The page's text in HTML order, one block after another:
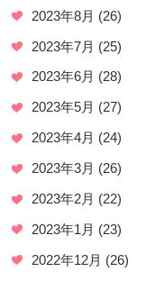
2023年8月 (26)
2023年7月 (25)
2023年6月 (28)
2023年5月 (27)
2023年4月 (24)
2023年3月 (26)
2023年2月 (22)
2023年1月 (23)
2022年12月 (26)